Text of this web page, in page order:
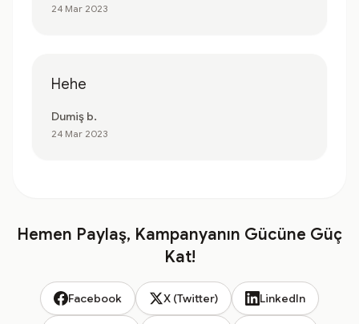
24 Mar 2023
Hehe
Dumiş b.
24 Mar 2023
Hemen Paylaş, Kampanyanın Gücüne Güç
Kat!
Facebook X (Twitter) LinkedIn